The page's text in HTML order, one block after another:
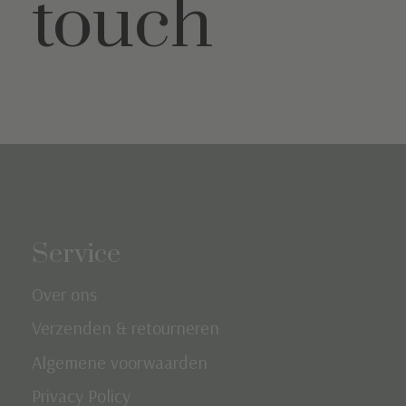
touch
Service
Over ons
Verzenden & retourneren
Algemene voorwaarden
Privacy Policy